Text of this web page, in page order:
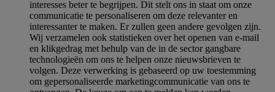
interesses beter te begrijpen. Dit stelt ons in staat om onze
communicatie te personaliseren om deze relevanter en
interessanter te maken. Er zullen geen andere gevolgen zijn.
Wij verzamelen ook statistieken over het openen van e-mail
en klikgedrag met behulp van de in de sector gangbare
technologieën om ons te helpen onze nieuwsbrieven te
volgen. Deze verwerking is gebaseerd op uw toestemming
om gepersonaliseerde marketingcommunicatie van ons te